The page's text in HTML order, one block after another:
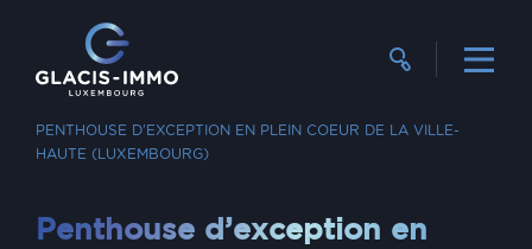
PENTHOUSE D’EXCEPTION EN PLEIN COEUR DE LA VILLE-
HAUTE (LUXEMBOURG)
Penthouse d’exception en